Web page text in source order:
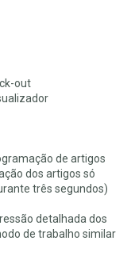
out
de artigos
dos artigos só
três segundos)
detalhada dos
de trabalho similar